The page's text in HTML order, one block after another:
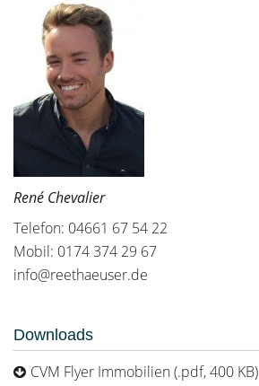
René Chevalier
Telefon: 04661 67 54 22
Mobil: 0174 374 29 67
info@reethaeuser.de
Downloads
CVM Flyer Immobilien (.pdf, 400 KB)